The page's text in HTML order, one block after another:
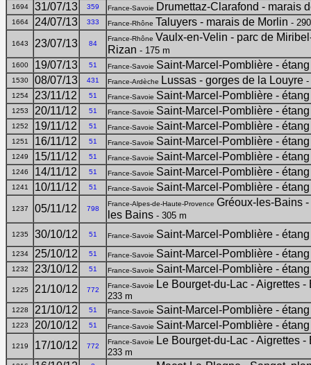
1694 31/07/13 359 France-Savoie Drumettaz-Clarafond - marais
1664 24/07/13 333 France-Rhône Taluyers - marais de Morlin -
1643 23/07/13 84
France-Rhône Vaulx-en-Velin - parc de
Rizan - 175 m
1600 19/07/13 51 France-Savoie Saint-Marcel-Pomblière -
1530 08/07/13 431 France-Ardèche Lussas - gorges de la Louyre -
1254 23/11/12 51 France-Savoie Saint-Marcel-Pomblière -
1253 20/11/12 51 France-Savoie Saint-Marcel-Pomblière -
1252 19/11/12 51 France-Savoie Saint-Marcel-Pomblière -
1251 16/11/12 51 France-Savoie Saint-Marcel-Pomblière -
1249 15/11/12 51 France-Savoie Saint-Marcel-Pomblière -
1246 14/11/12 51 France-Savoie Saint-Marcel-Pomblière -
1241 10/11/12 51 France-Savoie Saint-Marcel-Pomblière -
1237 05/11/12 798
France-Alpes-de-Haute-Provence Gréoux-les-Bains
les Bains - 305 m
1235 30/10/12 51 France-Savoie Saint-Marcel-Pomblière -
1234 25/10/12 51 France-Savoie Saint-Marcel-Pomblière -
1232 23/10/12 51 France-Savoie Saint-Marcel-Pomblière -
1225 21/10/12 772
France-Savoie Le Bourget-du-Lac - Aigrettes -
233 m
1228 21/10/12 51 France-Savoie Saint-Marcel-Pomblière -
1223 20/10/12 51 France-Savoie Saint-Marcel-Pomblière -
1219 17/10/12 772
France-Savoie Le Bourget-du-Lac - Aigrettes -
233 m